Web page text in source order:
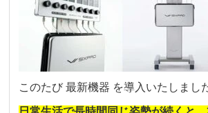
このたび 最新機器 を導入いたしまし